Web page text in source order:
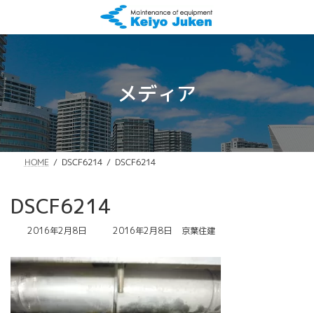
テ
ン
ツ
へ
ス
キ
ッ
プ
ゲ
ー
シ
ョ
ン
に
移
動
メディア
HOME DSCF6214 DSCF6214
DSCF6214
2016年2月8日
最
新
日
時
:
2016年2月8日 京葉住建